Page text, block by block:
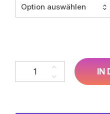
Option auswählen
Sean O´Haines, Angel
IN